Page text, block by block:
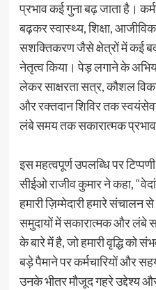
प्रभाव कई गुना बढ़ जाता है।
बढ़कर स्वास्थ्य, शिक्षा,
सशक्तिकरण जैसे क्षेत्रों में कई
नेतृत्व किया। पेड़ लगाने के
लेकर साक्षरता सत्र, कौशल
और रक्तदान शिविर तक
लंबे समय तक सकारात्मक
इस महत्वपूर्ण उपलब्धि पर
सीईओ राजीव कुमार ने कहा,
हमारी ज़िम्मेदारी हमारे
समुदायों में सकारात्मक और लंबे
के बारे में है, जो हमारी वृद्धि को
बड़े पैमाने पर कर्मचारियों और
उनके भीतर मौजूद गहरे उद्देश्य और